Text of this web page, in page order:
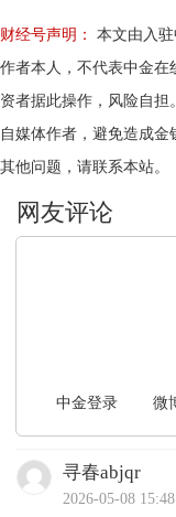
财经号声明：
本文由入
作者本人，不代表中金在
资者据此操作，风险自
自媒体作者，避免造成
其他问题，请联系本站。
中金登录 微
寻春abjqr
2026-05-08